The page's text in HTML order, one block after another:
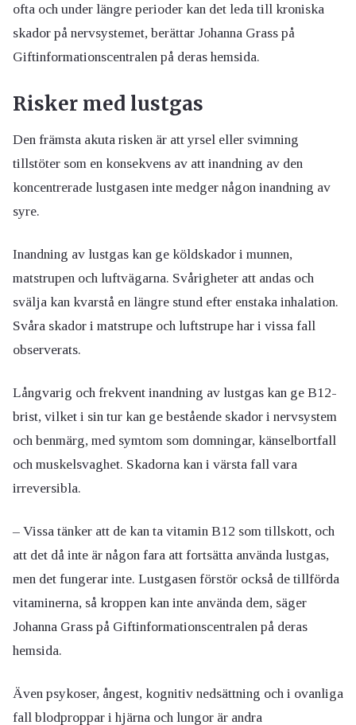
ofta och under längre perioder kan det leda till kroniska
skador på nervsystemet, berättar Johanna Grass på
Giftinformationscentralen på deras hemsida.
Risker med lustgas
Den främsta akuta risken är att yrsel eller svimning
tillstöter som en konsekvens av att inandning av den
koncentrerade lustgasen inte medger någon inandning av
syre.
Inandning av lustgas kan ge köldskador i munnen,
matstrupen och luftvägarna. Svårigheter att andas och
svälja kan kvarstå en längre stund efter enstaka inhalation.
Svåra skador i matstrupe och luftstrupe har i vissa fall
observerats.
Långvarig och frekvent inandning av lustgas kan ge B12-
brist, vilket i sin tur kan ge bestående skador i nervsystem
och benmärg, med symtom som domningar, känselbortfall
och muskelsvaghet. Skadorna kan i värsta fall vara
irreversibla.
– Vissa tänker att de kan ta vitamin B12 som tillskott, och
att det då inte är någon fara att fortsätta använda lustgas,
men det fungerar inte. Lustgasen förstör också de tillförda
vitaminerna, så kroppen kan inte använda dem, säger
Johanna Grass på Giftinformationscentralen på deras
hemsida.
Även psykoser, ångest, kognitiv nedsättning och i ovanliga
fall blodproppar i hjärna och lungor är andra